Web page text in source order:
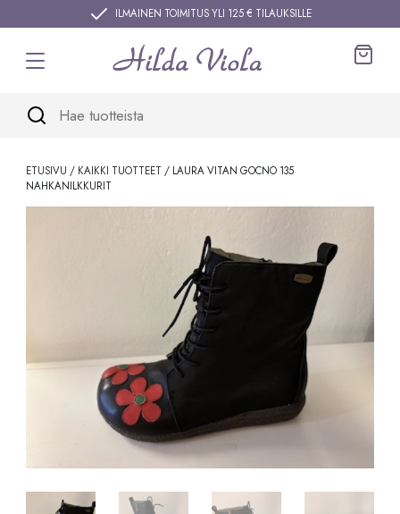
ILMAINEN TOIMITUS YLI 125 € TILAUKSILLE
ETUSIVU / KAIKKI TUOTTEET / LAURA VITAN GOCNO 135
NAHKANILKKURIT